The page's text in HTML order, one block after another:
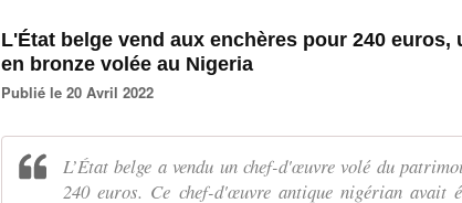
L'État belge vend aux enchères pour 240 euros,
en bronze volée au Nigeria
Publié le 20 Avril 2022
L’État belge a vendu un chef-d'œuvre volé du
240 euros. Ce chef-d'œuvre antique nigérian avait